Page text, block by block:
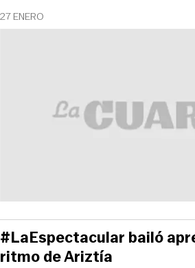
27 ENERO
#LaEspectacular bailó
ritmo de Ariztía